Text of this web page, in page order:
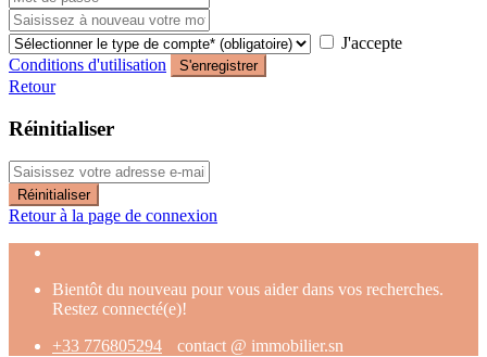
J'accepte
Conditions d'utilisation
S'enregistrer
Retour
Réinitialiser
Réinitialiser
Retour à la page de connexion
Bientôt du nouveau pour vous aider dans vos recherches.
Restez connecté(e)!
+33 776805294
contact @ immobilier.sn